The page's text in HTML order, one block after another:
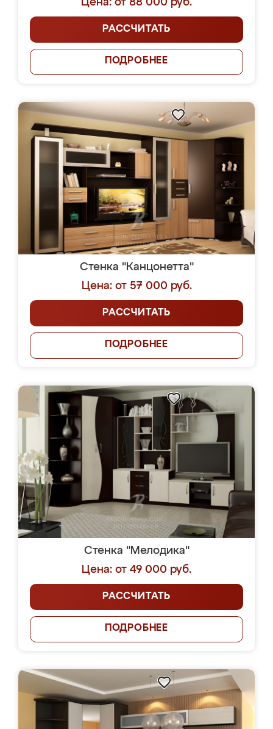
Цена: от 88 000 руб.
РАССЧИТАТЬ
ПОДРОБНЕЕ
Стенка "Канцонетта"
Цена: от 57 000 руб.
РАССЧИТАТЬ
ПОДРОБНЕЕ
Стенка "Мелодика"
Цена: от 49 000 руб.
РАССЧИТАТЬ
ПОДРОБНЕЕ